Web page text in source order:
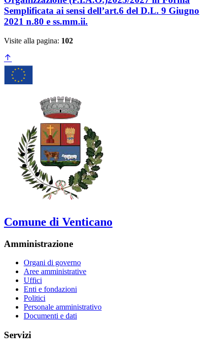
Semplificata ai sensi dell’art.6 del D.L. 9 Giugno
2021 n.80 e ss.mm.ii.
Visite alla pagina: 102
Comune di Venticano
Amministrazione
Organi di governo
Aree amministrative
Uffici
Enti e fondazioni
Politici
Personale amministrativo
Documenti e dati
Servizi